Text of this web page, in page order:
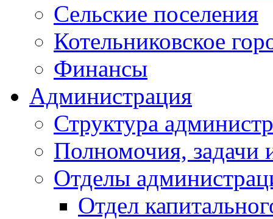
Сельские поселения
Котельниковское
Финансы
Администрация
Структура
Полномочия, задачи
Отделы
Отдел